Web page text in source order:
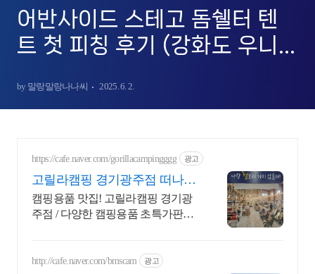
어반사이드 스테고 돔쉘터 텐
트 첫 피칭 후기 (강화도 우니
by 말랑말랑나나씨 2025. 6. 2.
https://cafe.naver.com/gorillacampingggg 광고
고릴라캠핑 경기광주점 떠나자
어디든 너랑은 다좋아
캠핑용품 맛집! 고릴라캠핑 경기광
주점 / 다양한 캠핑용품 초특가판매/
http://cafe.naver.com/bmscam 광고